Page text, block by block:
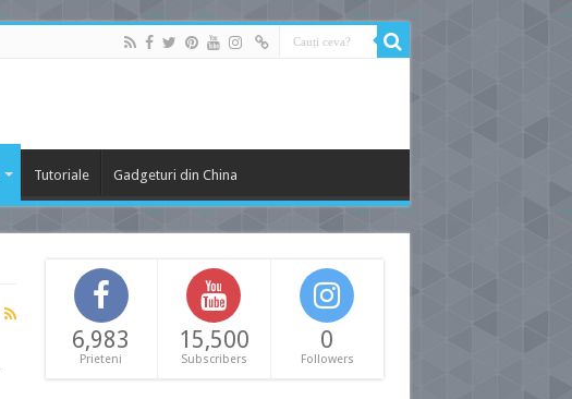
Tutoriale Gadgeturi din China
6,983
Prieteni
15,500
Subscribers
0
Followers